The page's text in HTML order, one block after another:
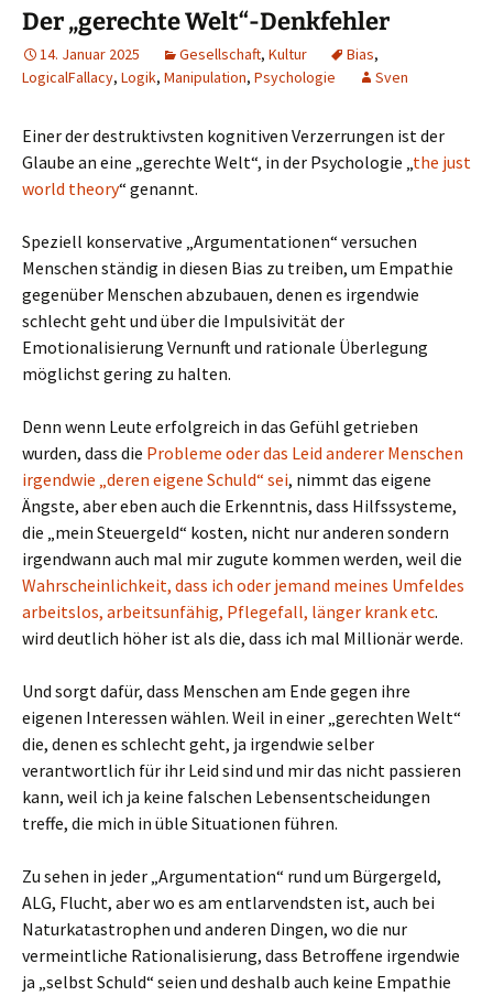
Der „gerechte Welt“-Denkfehler
14. Januar 2025 Gesellschaft, Kultur Bias,
LogicalFallacy, Logik, Manipulation, Psychologie Sven
Einer der destruktivsten kognitiven Verzerrungen ist der
Glaube an eine „gerechte Welt“, in der Psychologie „the just
world theory“ genannt.
Speziell konservative „Argumentationen“ versuchen
Menschen ständig in diesen Bias zu treiben, um Empathie
gegenüber Menschen abzubauen, denen es irgendwie
schlecht geht und über die Impulsivität der
Emotionalisierung Vernunft und rationale Überlegung
möglichst gering zu halten.
Denn wenn Leute erfolgreich in das Gefühl getrieben
wurden, dass die Probleme oder das Leid anderer Menschen
irgendwie „deren eigene Schuld“ sei, nimmt das eigene
Ängste, aber eben auch die Erkenntnis, dass Hilfssysteme,
die „mein Steuergeld“ kosten, nicht nur anderen sondern
irgendwann auch mal mir zugute kommen werden, weil die
Wahrscheinlichkeit, dass ich oder jemand meines Umfeldes
arbeitslos, arbeitsunfähig, Pflegefall, länger krank etc.
wird deutlich höher ist als die, dass ich mal Millionär werde.
Und sorgt dafür, dass Menschen am Ende gegen ihre
eigenen Interessen wählen. Weil in einer „gerechten Welt“
die, denen es schlecht geht, ja irgendwie selber
verantwortlich für ihr Leid sind und mir das nicht passieren
kann, weil ich ja keine falschen Lebensentscheidungen
treffe, die mich in üble Situationen führen.
Zu sehen in jeder „Argumentation“ rund um Bürgergeld,
ALG, Flucht, aber wo es am entlarvendsten ist, auch bei
Naturkatastrophen und anderen Dingen, wo die nur
vermeintliche Rationalisierung, dass Betroffene irgendwie
ja „selbst Schuld“ seien und deshalb auch keine Empathie